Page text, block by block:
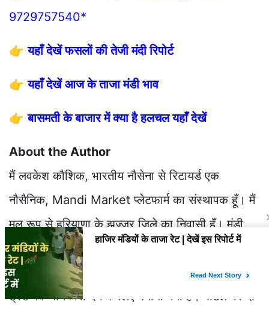
9729757540*
👉यहाँ देखें फसलों की तेजी मंदी रिपोर्ट
👉यहाँ देखें आज के ताजा मंडी भाव
👉बासमती के बाजार में क्या है हलचल यहाँ देखें
About the Author
मैं लवकेश कौशिक, भारतीय नौसेना से रिटायर्ड एक
नौसैनिक, Mandi Market प्लेटफार्म का संस्थापक हूँ। मैं
मूल रूप से हरियाणा के झज्जर जिले का निवासी हूँ। मंडी
मार्केट( Mandibhavtoday.net) को मूल रूप से पाठकों
को ज्वलंत मुद्दों को ठीक से समझाने और मार्केट और इसके
ट्रेंड की जानकारी देने के लिए बनाया गया है। पोर्टल पर दी